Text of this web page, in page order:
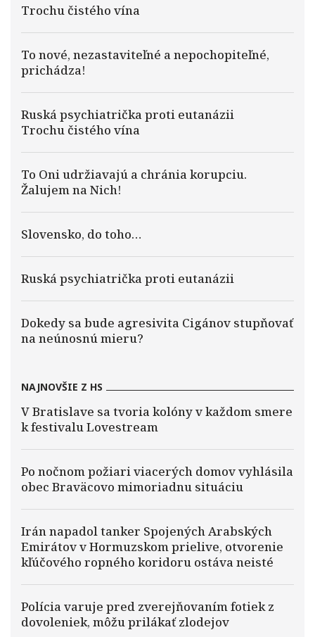
Trochu čistého vína
To nové, nezastaviteľné a nepochopiteľné,
prichádza!
Ruská psychiatrička proti eutanázii
Trochu čistého vína
To Oni udržiavajú a chránia korupciu.
Žalujem na Nich!
Slovensko, do toho…
Ruská psychiatrička proti eutanázii
Dokedy sa bude agresivita Cigánov stupňovať
na neúnosnú mieru?
NAJNOVŠIE Z HS
V Bratislave sa tvoria kolóny v každom smere
k festivalu Lovestream
Po nočnom požiari viacerých domov vyhlásila
obec Braväcovo mimoriadnu situáciu
Irán napadol tanker Spojených Arabských
Emirátov v Hormuzskom prielive, otvorenie
kľúčového ropného koridoru ostáva neisté
Polícia varuje pred zverejňovaním fotiek z
dovoleniek, môžu prilákať zlodejov